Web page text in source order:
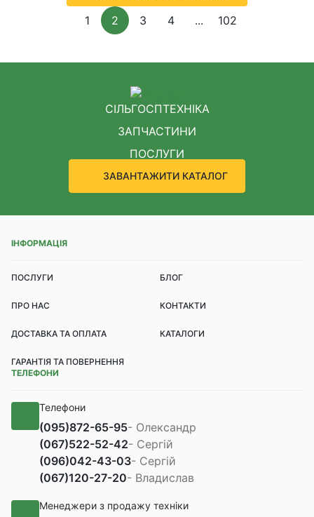
1 2 3 4 ... 102
СІЛЬГОСПТЕХНІКА
ЗАПЧАСТИНИ
ПОСЛУГИ
ЗАВАНТАЖИТИ КАТАЛОГ
ІНФОРМАЦІЯ
ПОСЛУГИ БЛОГ
ПРО НАС КОНТАКТИ
ДОСТАВКА ТА ОПЛАТА КАТАЛОГИ
ГАРАНТІЯ ТА ПОВЕРНЕННЯ
ТЕЛЕФОНИ
Телефони
(095)872-65-95- Олександр
(067)522-52-42- Сергій
(096)042-43-03- Сергій
(067)120-27-20- Владислав
Менеджери з продажу техніки